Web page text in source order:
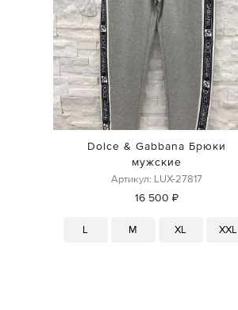
Dolce & Gabbana Брюки
мужские
Артикул: LUX-27817
16 500 ₽
L M XL XXL